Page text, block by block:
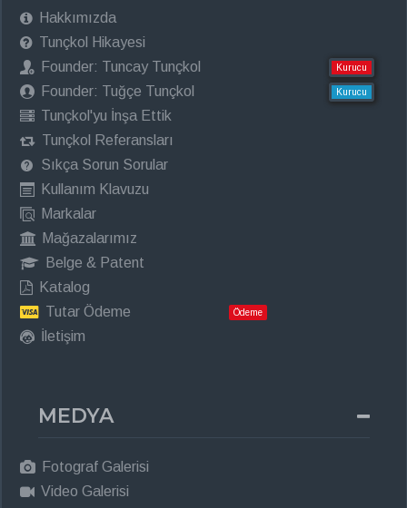
Hakkımızda
Tunçkol Hikayesi
Founder: Tuncay Tunçkol
Kurucu
Founder: Tuğçe Tunçkol Kurucu
Tunçkol'yu İnşa Ettik
Tunçkol Referansları
Sıkça Sorun Sorular
Kullanım Klavuzu
Markalar
Mağazalarımız
Belge & Patent
Katalog
Tutar Ödeme
Ödeme
İletişim
MEDYA
Fotograf Galerisi
Video Galerisi